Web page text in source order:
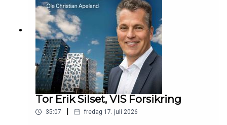
Tor Erik Silset, VIS Forsikring
35:07 fredag 17. juli 2026